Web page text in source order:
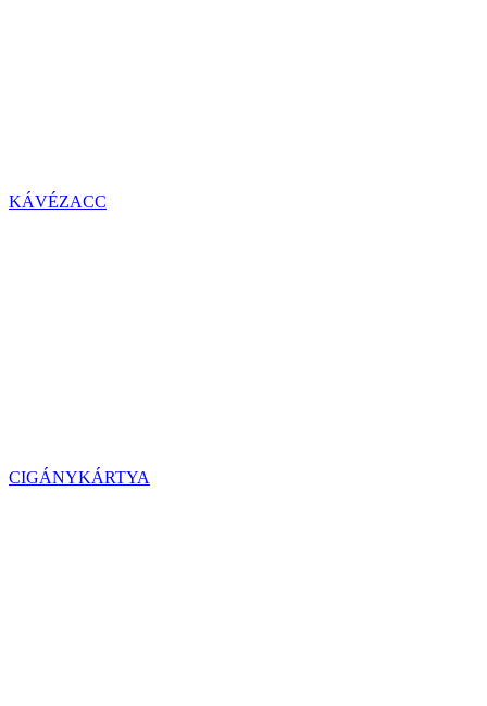
KÁVÉZACC
CIGÁNYKÁRTYA